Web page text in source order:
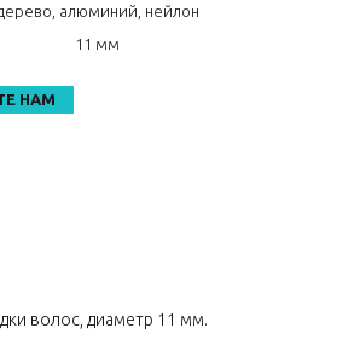
алюминий, нейлон
11 мм
НАМ
волос, диаметр 11 мм.